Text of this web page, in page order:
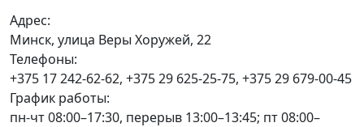
Адрес:
Минск, улица Веры Хоружей, 22
Телефоны:
+375 17 242-62-62, +375 29 625-25-75, +375 29 679-00-45
График работы:
пн-чт 08:00–17:30, перерыв 13:00–13:45; пт 08:00–
Улицы Минска
Производственный календарь
Документы для ЗАГСа
Пробки на дорогах
Самолеты